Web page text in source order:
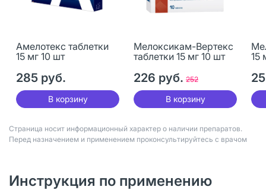
Амелотекс таблетки
15 мг 10 шт
285 руб.
В корзину
Мелоксикам-Вертекс
таблетки 15 мг 10 шт
226 руб. 252
В корзину
15
Страница носит информационный характер о наличии препаратов.
Перед назначением и применением проконсультируйтесь с врачом
Инструкция по применению